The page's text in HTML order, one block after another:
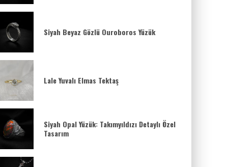
Siyah Beyaz Gözlü Ouroboros Yüzük
Lale Yuvalı Elmas Tektaş
Siyah Opal Yüzük: Takımyıldızı Detaylı Özel
Tasarım